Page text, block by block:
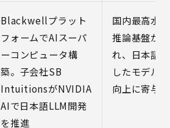
Blackwellプラット
フォームでAIスーパ
ーコンピュータ構
築。子会社SB
IntuitionsがNVIDIA
AIで日本語LLM開発
を推進
国内最高水
推論基盤が
れ、日本語
したモデル
向上に寄与